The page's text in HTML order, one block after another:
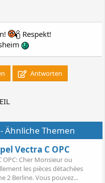
Respekt!
Antworten
Ähnliche Themen
Vectra C OPC
Cher Monsieur ou
les pièces détachées
2 Berline. Vous pouvez...